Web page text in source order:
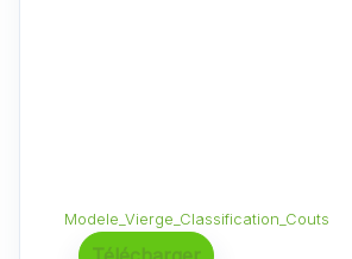
Modele_Vierge_Classification_Couts